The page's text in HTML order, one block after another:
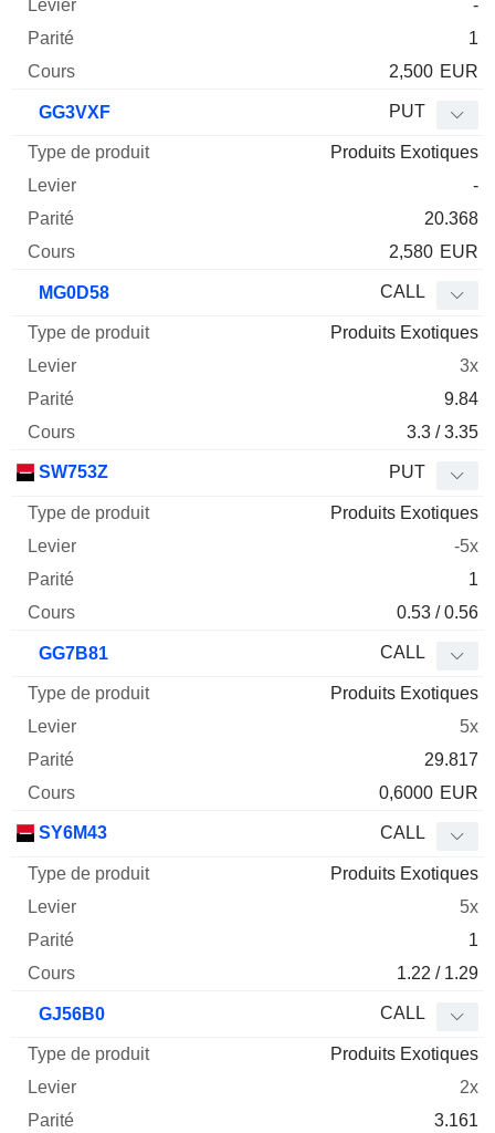
-
1
2,500 EUR
GG3VXF PUT
Produits Exotiques
-
20.368
2,580 EUR
MG0D58 CALL
Produits Exotiques
3x
9.84
3.3 / 3.35
SW753Z PUT
Produits Exotiques
-5x
1
0.53 / 0.56
GG7B81 CALL
Produits Exotiques
5x
29.817
0,6000 EUR
SY6M43 CALL
Produits Exotiques
5x
1
1.22 / 1.29
GJ56B0 CALL
Produits Exotiques
2x
3.161